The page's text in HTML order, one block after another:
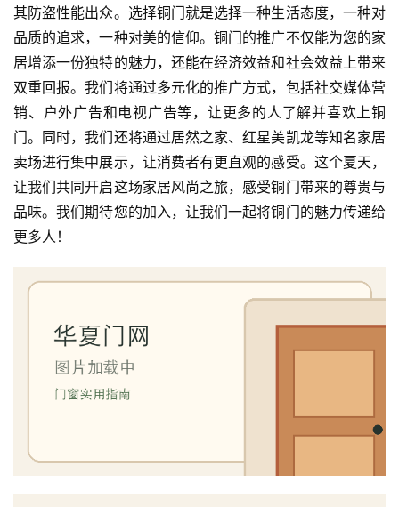
其防盗性能出众。选择铜门就是选择一种生活态度，一种对
品质的追求，一种对美的信仰。铜门的推广不仅能为您的家
居增添一份独特的魅力，还能在经济效益和社会效益上带来
双重回报。我们将通过多元化的推广方式，包括社交媒体营
销、户外广告和电视广告等，让更多的人了解并喜欢上铜
门。同时，我们还将通过居然之家、红星美凯龙等知名家居
卖场进行集中展示，让消费者有更直观的感受。这个夏天，
让我们共同开启这场家居风尚之旅，感受铜门带来的尊贵与
品味。我们期待您的加入，让我们一起将铜门的魅力传递给
更多人！